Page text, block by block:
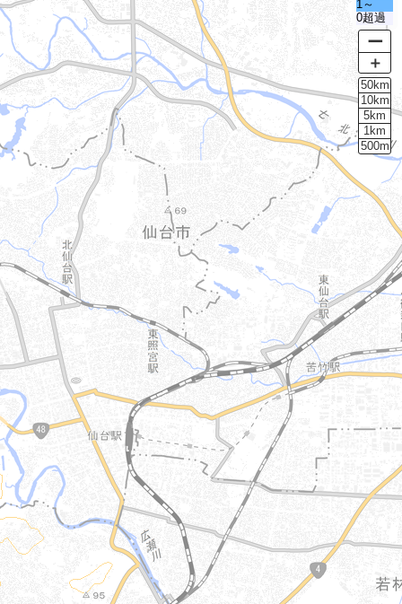
1～
0超過
ー
＋
50km
10km
5km
1km
500m